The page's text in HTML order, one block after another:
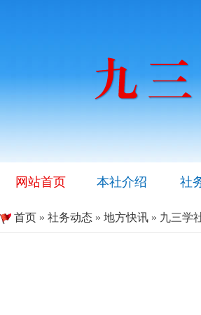
网站首页 本社介绍 社
首页 » 社务动态 » 地方快讯 » 九三学